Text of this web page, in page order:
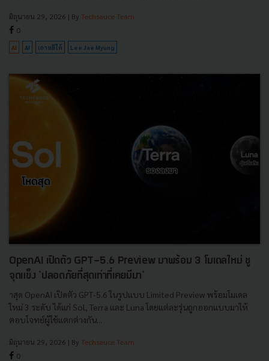
มิถุนายน 29, 2026 | By Techsauce Team
0
AI AI เกาหลีใต้ Lee Jae Myung
OpenAI เปิดตัว GPT-5.6 Preview มาพร้อม 3 โมเดลใหม่ ชู
จุดแข็ง 'ปลอดภัยที่สุดเท่าที่เคยมีมา'
าสุด OpenAI เปิดตัว GPT-5.6 ในรูปแบบ Limited Preview พร้อมโมเดล
ใหม่ 3 ระดับ ได้แก่ Sol, Terra และ Luna โดยแต่ละรุ่นถูกออกแบบมาให้
ตอบโจทย์ผู้ใช้แตกต่างกัน...
มิถุนายน 29, 2026 | By Techsauce Team
0